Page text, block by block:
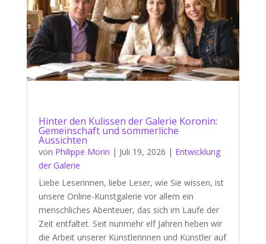
Hinter den Kulissen der Galerie Koronin:
Gemeinschaft und sommerliche
Aussichten
von Philippe Morin | Juli 19, 2026 | Entwicklung
der Galerie
Liebe Leserinnen, liebe Leser, wie Sie wissen, ist
unsere Online-Kunstgalerie vor allem ein
menschliches Abenteuer, das sich im Laufe der
Zeit entfaltet. Seit nunmehr elf Jahren heben wir
die Arbeit unserer Künstlerinnen und Künstler auf